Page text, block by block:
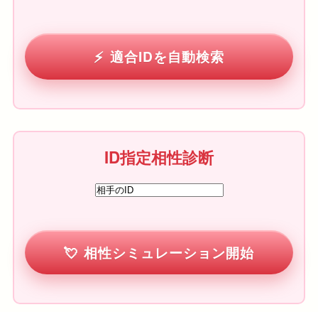
適合IDを自動検索
ID指定相性診断
相性シミュレーション開始